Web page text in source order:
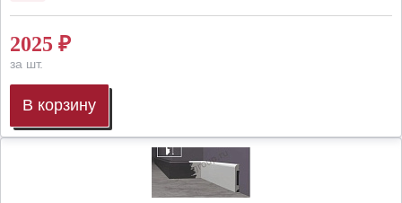
2025 ₽
за шт.
В корзину